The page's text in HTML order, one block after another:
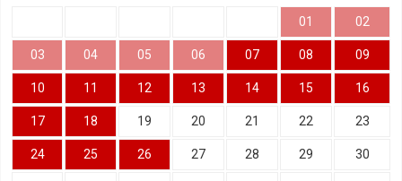
01 02
03 04 05 06 07 08 09
10 11 12 13 14 15 16
17 18 19 20 21 22 23
24 25 26 27 28 29 30